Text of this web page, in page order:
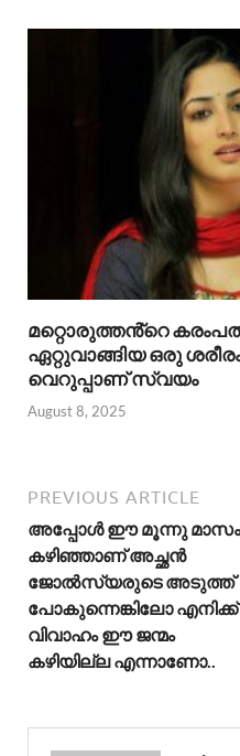
മറ്റൊരുത്തൻ്റെ
ഏറ്റുവാങ്ങിയ ഒരു
വെറുപ്പാണ് സ്വയം
August 8, 2025
PREVIOUS ARTICLE
അപ്പോൾ ഈ മൂന്നു മാസം
കഴിഞ്ഞാണ് അച്ഛൻ
ജോൽസ്യരുടെ അടുത്ത്
പോകുന്നെങ്കിലോ എനിക്ക്
വിവാഹം ഈ ജന്മം
കഴിയില്ല എന്നാണോ..